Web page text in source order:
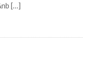
[…]